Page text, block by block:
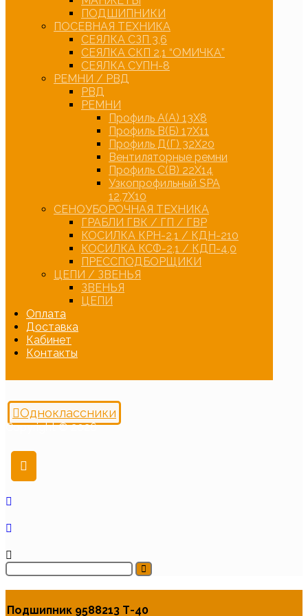
ПОДШИПНИКИ
ПОСЕВНАЯ ТЕХНИКА
СЕЯЛКА СЗП 3,6
СЕЯЛКА СКП 2,1 “ОМИЧКА”
СЕЯЛКА СУПН-8
РЕМНИ / РВД
РВД
РЕМНИ
Профиль А(А) 13Х8
Профиль В(Б) 17Х11
Профиль Д(Г) 32Х20
Вентиляторные ремни
Профиль С(В) 22Х14
Узкопрофильный SPA
12,7Х10
СЕНОУБОРОЧНАЯ ТЕХНИКА
ГРАБЛИ ГВК / ГП / ГВР
КОСИЛКА КРН-2,1 / КДН-210
КОСИЛКА КСФ-2,1 / КДП-4,0
ПРЕССПОДБОРЩИКИ
ЦЕПИ / ЗВЕНЬЯ
ЗВЕНЬЯ
ЦЕПИ
Оплата
Доставка
Кабинет
Контакты
Одноклассники
Copyright © 2026
Подшипник 9588213 Т-40